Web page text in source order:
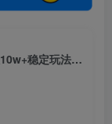
（6272期）抖音养生号带货·训练营5.0 月入10w+稳定玩法 让你带货收益爆炸(更新)